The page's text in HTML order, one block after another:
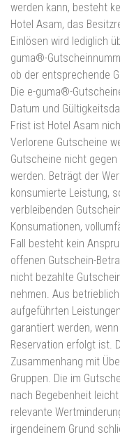
werden kann, besteht
Hotel Asam, das
Einlösen wird lediglich
guma®-
ob der entsprechende
Die e-guma®-
Datum und
Frist ist Hotel Asam
Verlorene Gutscheine
Gutscheine nicht
werden. Beträgt der
konsumierte Leistung,
verbleibenden
Konsumationen,
Fall besteht kein
offenen Gutschein-
nicht bezahlte
nehmen. Aus
aufgeführten
garantiert werden,
Reservation erfolgt ist.
Zusammenhang mit
Gruppen. Die im
nach Begebenheit
relevante
irgendeinem Grund